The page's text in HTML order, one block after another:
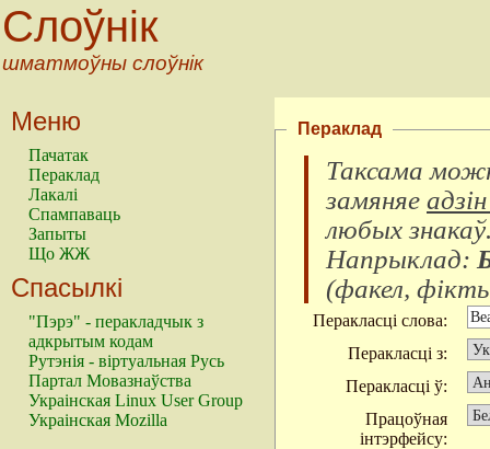
Слоўнік
шматмоўны слоўнік
Меню
Пачатак
Пераклад
Лакалі
Спампаваць
Запыты
Що ЖЖ
Спасылкі
"Пэрэ" - перакладчык з
адкрытым кодам
Рутэнія - віртуальная Русь
Партал Мовазнаўства
Украінская Linux User Group
Украінская Mozilla
Пераклад
Таксама
замяняе
любых знакаў
Напрыклад:
(факел,
Перакласці слова:
Перакласці з:
Перакласці ў:
Працоўная
інтэрфейсу: